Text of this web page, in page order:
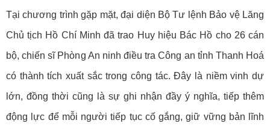
Tại chương trình gặp mặt, đại diện Bộ Tư lệnh Bảo vệ Lăng
Chủ tịch Hồ Chí Minh đã trao Huy hiệu Bác Hồ cho 26cán
bộ, chiến sĩ Phòng An ninh điều tra Công an tỉnh Thanh Hoá
có thành tích xuất sắc trong công tác. Đây là niềm vinh dự
lớn, đồng thời cũng là sự ghi nhận đầy ý nghĩa, tiếp thêm
động lực để mỗi người tiếp tục cố gắng, giữ vững bản lĩnh